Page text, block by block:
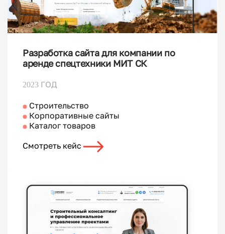
Разработка сайта для компании по
аренде спецтехники МИТ СК
2023 ГОД
Строительство
Корпоративные сайты
Каталог товаров
Смотреть кейс